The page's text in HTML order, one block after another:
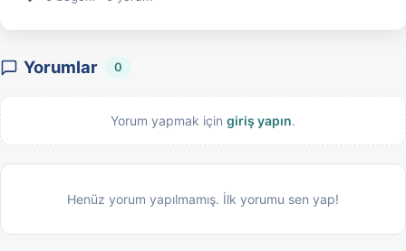
Yorumlar 0
Yorum yapmak için giriş yapın.
Henüz yorum yapılmamış. İlk yorumu sen yap!